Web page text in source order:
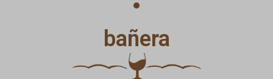
bañera